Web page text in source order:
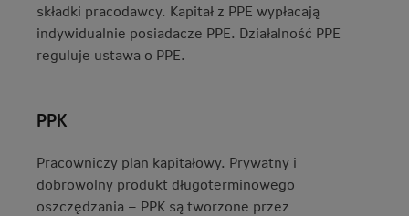
składki pracodawcy. Kapitał z PPE wypłacają
indywidualnie posiadacze PPE. Działalność PPE
reguluje ustawa o PPE.
PPK
Pracowniczy plan kapitałowy. Prywatny i
dobrowolny produkt długoterminowego
oszczędzania – PPK są tworzone przez